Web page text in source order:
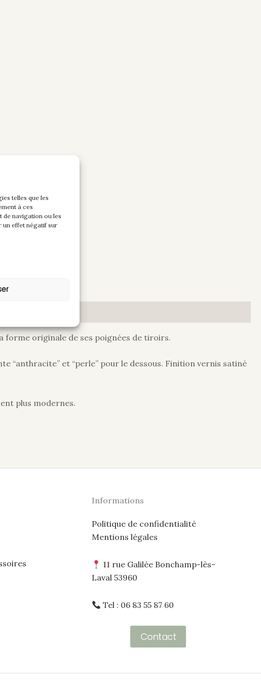
telles que les
à ces
de navigation ou les
un effet négatif sur
forme originale de ses poignées de tiroirs.
“anthracite” et “perle” pour le dessous. Finition vernis satiné
plus modernes.
Informations
Politique de confidentialité
Mentions légales
11 rue Galilée Bonchamp-lès-
Laval 53960
Tel : 06 83 55 87 60
Contact